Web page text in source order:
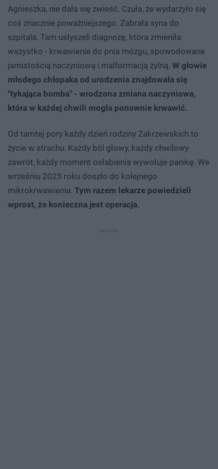
Agnieszka, nie dała się zwieść. Czuła, że wydarzyło się
coś znacznie poważniejszego. Zabrała syna do
szpitala. Tam usłyszeli diagnozę, która zmieniła
wszystko - krwawienie do pnia mózgu, spowodowane
jamistością naczyniową i malformacją żylną. W głowie
młodego chłopaka od urodzenia znajdowała się
"tykająca bomba" - wrodzona zmiana naczyniowa,
która w każdej chwili mogła ponownie krwawić.
Od tamtej pory każdy dzień rodziny Zakrzewskich to
życie w strachu. Każdy ból głowy, każdy chwilowy
zawrót, każdy moment osłabienia wywołuje panikę. We
wrześniu 2025 roku doszło do kolejnego
mikrokrwawienia. Tym razem lekarze powiedzieli
wprost, że konieczna jest operacja.